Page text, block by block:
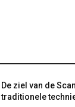
De ziel van de
traditionele